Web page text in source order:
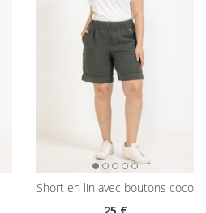
short en lin avec boutons coco